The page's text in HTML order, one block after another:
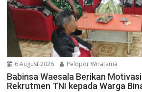
6 August 2026 Pelopor Wiratama
Babinsa Waesala Berikan
Rekrutmen TNI kepada Warga